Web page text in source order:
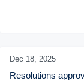
Dec 18, 2025
Resolutions